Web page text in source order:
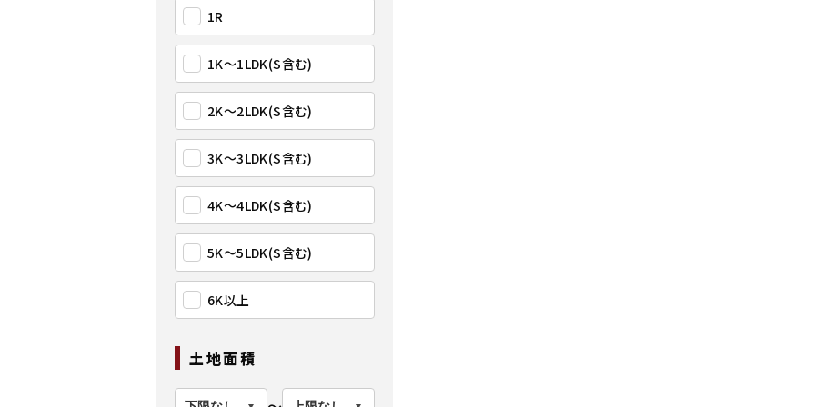
1R
1K〜1LDK(S含む)
2K〜2LDK(S含む)
3K〜3LDK(S含む)
4K〜4LDK(S含む)
5K〜5LDK(S含む)
6K以上
土地面積